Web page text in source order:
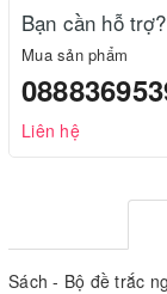
Bạn cần hỗ trợ?
Mua sản phẩm
Liên hệ
Sách - Bộ đề trắc